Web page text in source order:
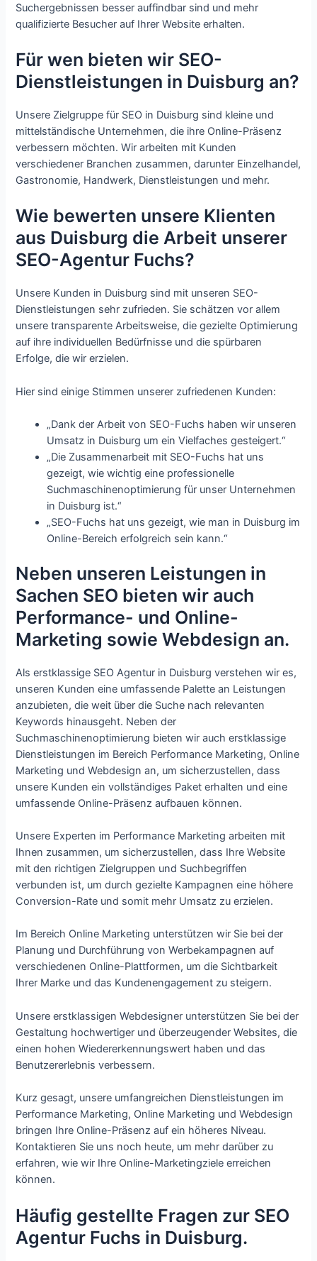
Suchergebnissen besser auffindbar sind und mehr
qualifizierte Besucher auf Ihrer Website erhalten.
Für wen bieten wir SEO-
Dienstleistungen in Duisburg an?
Unsere Zielgruppe für SEO in Duisburg sind kleine und
mittelständische Unternehmen, die ihre Online-Präsenz
verbessern möchten. Wir arbeiten mit Kunden
verschiedener Branchen zusammen, darunter Einzelhandel,
Gastronomie, Handwerk, Dienstleistungen und mehr.
Wie bewerten unsere Klienten
aus Duisburg die Arbeit unserer
SEO-Agentur Fuchs?
Unsere Kunden in Duisburg sind mit unseren SEO-
Dienstleistungen sehr zufrieden. Sie schätzen vor allem
unsere transparente Arbeitsweise, die gezielte Optimierung
auf ihre individuellen Bedürfnisse und die spürbaren
Erfolge, die wir erzielen.
Hier sind einige Stimmen unserer zufriedenen Kunden:
„Dank der Arbeit von SEO-Fuchs haben wir unseren
Umsatz in Duisburg um ein Vielfaches gesteigert.“
„Die Zusammenarbeit mit SEO-Fuchs hat uns
gezeigt, wie wichtig eine professionelle
Suchmaschinenoptimierung für unser Unternehmen
in Duisburg ist.“
„SEO-Fuchs hat uns gezeigt, wie man in Duisburg im
Online-Bereich erfolgreich sein kann.“
Neben unseren Leistungen in
Sachen SEO bieten wir auch
Performance- und Online-
Marketing sowie Webdesign an.
Als erstklassige SEO Agentur in Duisburg verstehen wir es,
unseren Kunden eine umfassende Palette an Leistungen
anzubieten, die weit über die Suche nach relevanten
Keywords hinausgeht. Neben der
Suchmaschinenoptimierung bieten wir auch erstklassige
Dienstleistungen im Bereich Performance Marketing, Online
Marketing und Webdesign an, um sicherzustellen, dass
unsere Kunden ein vollständiges Paket erhalten und eine
umfassende Online-Präsenz aufbauen können.
Unsere Experten im Performance Marketing arbeiten mit
Ihnen zusammen, um sicherzustellen, dass Ihre Website
mit den richtigen Zielgruppen und Suchbegriffen
verbunden ist, um durch gezielte Kampagnen eine höhere
Conversion-Rate und somit mehr Umsatz zu erzielen.
Im Bereich Online Marketing unterstützen wir Sie bei der
Planung und Durchführung von Werbekampagnen auf
verschiedenen Online-Plattformen, um die Sichtbarkeit
Ihrer Marke und das Kundenengagement zu steigern.
Unsere erstklassigen Webdesigner unterstützen Sie bei der
Gestaltung hochwertiger und überzeugender Websites, die
einen hohen Wiedererkennungswert haben und das
Benutzererlebnis verbessern.
Kurz gesagt, unsere umfangreichen Dienstleistungen im
Performance Marketing, Online Marketing und Webdesign
bringen Ihre Online-Präsenz auf ein höheres Niveau.
Kontaktieren Sie uns noch heute, um mehr darüber zu
erfahren, wie wir Ihre Online-Marketingziele erreichen
können.
Häufig gestellte Fragen zur SEO
Agentur Fuchs in Duisburg.